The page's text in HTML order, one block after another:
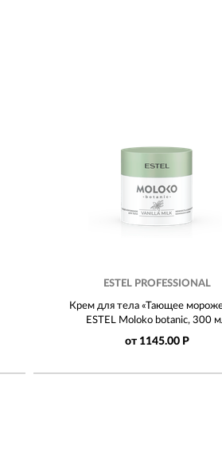
ESTEL PROFESSIONAL
Крем для тела «Тающее
ESTEL Moloko botanic, 300
от 1145.00 Р